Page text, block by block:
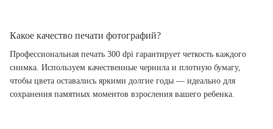
Какое качество печати фотографий?
Профессиональная печать 300 dpi гарантирует четкость каждого
снимка. Используем качественные чернила и плотную бумагу,
чтобы цвета оставались яркими долгие годы — идеально для
сохранения памятных моментов взросления вашего ребенка.